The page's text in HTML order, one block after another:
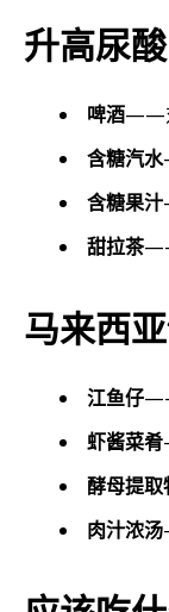
升高尿
啤酒——
含糖汽水
含糖果汁
甜拉茶
马来西
江鱼仔
虾酱菜肴
酵母提取
肉汁浓汤